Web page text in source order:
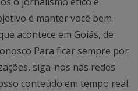
é manter você bem
acontece em Goiás, de
Para ficar sempre por
siga-nos nas redes
conteúdo em tempo real.